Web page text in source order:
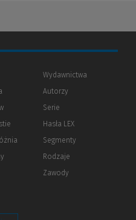
(Nowe
(Link
innej
Wydawnictwa
Autorzy
Serie
Hasła LEX
Segmenty
Rodzaje
Zawody